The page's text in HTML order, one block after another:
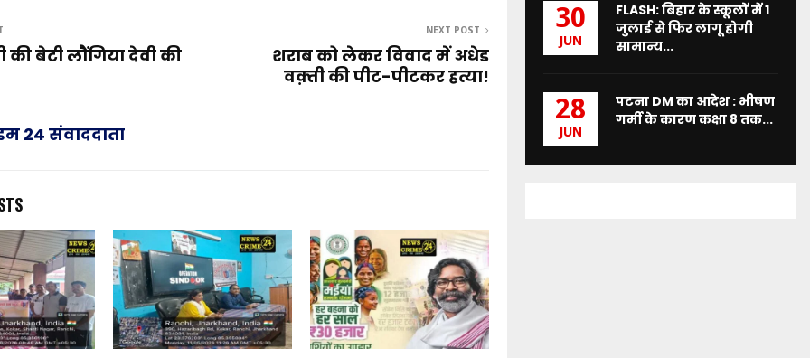
बेटी लौंगिया देवी की
NEXT POST
शराब को लेकर विवाद में अधेड
वक़्ती की पीट-पीटकर हत्या!
24 संवाददाता
30
JUN
FLASH: बिहार के स्कूलों में 1
जुलाई से फिर लागू होगी
सामान्य...
28
JUN
पटना DM का आदेश : भीषण
गर्मी के कारण कक्षा 8 तक...